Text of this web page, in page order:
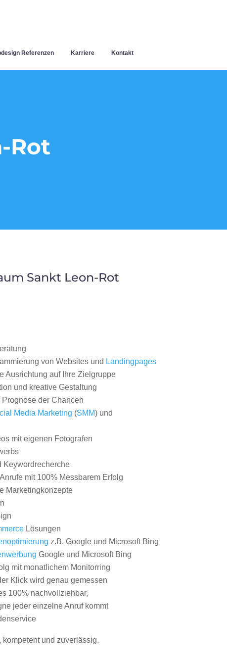
Referenzen Karriere Kontakt
Rot
Sankt Leon-Rot
von Websites und Landingpages
Ausrichtung auf Ihre Zielgruppe
und kreative Gestaltung
der Chancen
Media Marketing (SMM) und
mit eigenen Fotografen
Keywordrecherche
mit 100% Messbarem Erfolg
Marketingkonzepte
Lösungen
z.B. Google und Microsoft Bing
Google und Microsoft Bing
mit monatlichem Monitorring
Klick wird genau gemessen
100% nachvollziehbar,
jeder einzelne Anruf kommt
kompetent und zuverlässig.